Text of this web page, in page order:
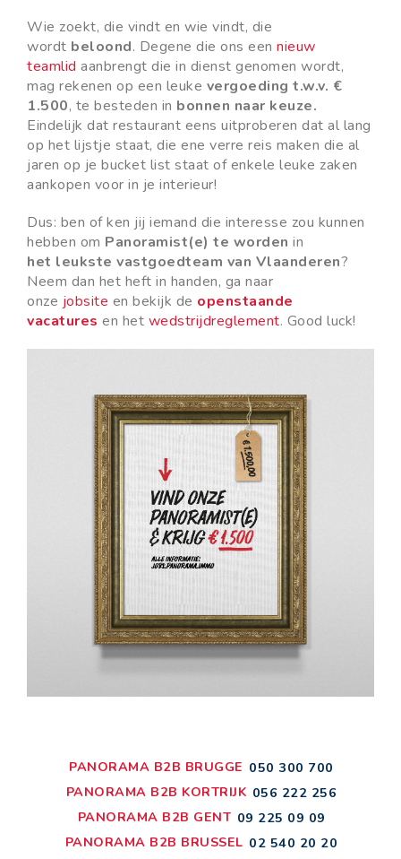
Wie zoekt, die vindt en wie vindt, die
wordt beloond. Degene die ons een nieuw
teamlid aanbrengt die in dienst genomen wordt,
mag rekenen op een leuke vergoeding t.w.v. €
1.500, te besteden in bonnen naar keuze.
Eindelijk dat restaurant eens uitproberen dat al lang
op het lijstje staat, die ene verre reis maken die al
jaren op je bucket list staat of enkele leuke zaken
aankopen voor in je interieur!
Dus: ben of ken jij iemand die interesse zou kunnen
hebben om Panoramist(e) te worden in
het leukste vastgoedteam van Vlaanderen?
Neem dan het heft in handen, ga naar
onze jobsite en bekijk de openstaande
vacatures en het wedstrijdreglement. Good luck!
PANORAMA B2B BRUGGE 050 300 700
PANORAMA B2B KORTRIJK 056 222 256
PANORAMA B2B GENT 09 225 09 09
PANORAMA B2B BRUSSEL 02 540 20 20